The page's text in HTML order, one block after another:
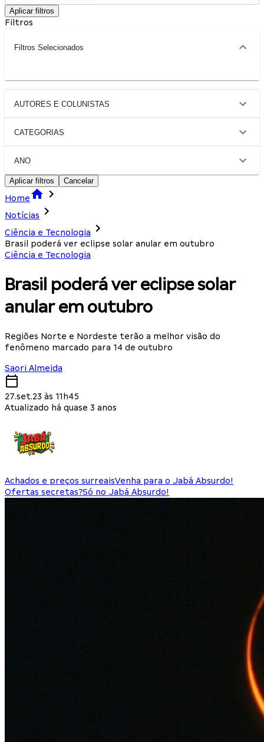
Aplicar filtros
Filtros
Filtros Selecionados
AUTORES E COLUNISTAS
CATEGORIAS
ANO
Aplicar filtros Cancelar
Home
Notícias
Ciência e Tecnologia
Brasil poderá ver eclipse solar anular em outubro
Ciência e Tecnologia
Brasil poderá ver eclipse solar
anular em outubro
Regiões Norte e Nordeste terão a melhor visão do
fenômeno marcado para 14 de outubro
Saori Almeida
27.set.23 às 11h45
Atualizado há quase 3 anos
Achados e preços surreaisVenha para o Jabá Absurdo!
Ofertas secretas?Só no Jabá Absurdo!